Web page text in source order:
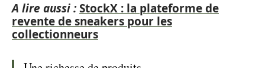
A lire aussi :StockX : la plateforme de
revente de sneakers pour les
collectionneurs